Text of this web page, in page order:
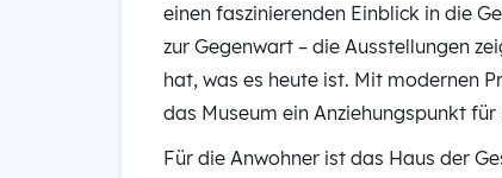
einen faszinierenden Einblick in die
zur Gegenwart – die Ausstellungen
hat, was es heute ist. Mit modernen
das Museum ein Anziehungspunkt
Für die Anwohner ist das Haus der